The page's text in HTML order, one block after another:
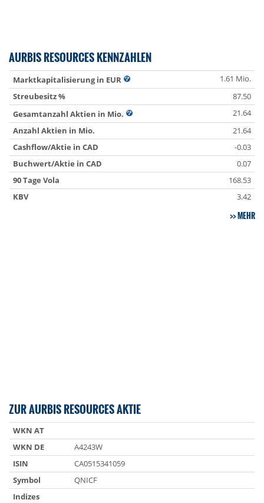
AURBIS RESOURCES KENNZAHLEN
Marktkapitalisierung in EUR
1.61 Mio.
Streubesitz %
87.50
Gesamtanzahl Aktien in Mio.
21.64
Anzahl Aktien in Mio.
21.64
Cashflow/Aktie in CAD
-0.03
Buchwert/Aktie in CAD
0.07
90 Tage Vola
168.53
KBV
3.42
MEHR
ZUR AURBIS RESOURCES AKTIE
WKN AT
WKN DE
A4243W
ISIN
CA0515341059
Symbol
QNICF
Indizes